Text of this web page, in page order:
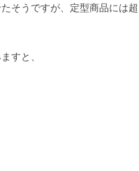
そうですが、定型商品には超
すと、